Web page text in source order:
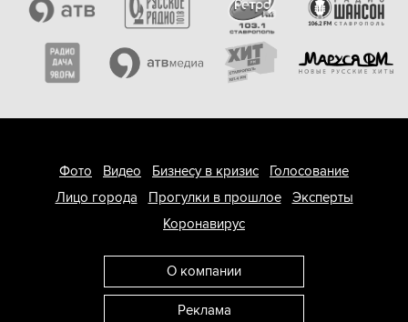
Фото Видео Бизнесу в кризис
Голосование
Лицо города
Прогулки в прошлое
Эксперты
Коронавирус
О компании
Реклама